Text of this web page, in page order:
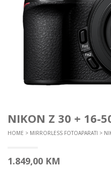
NIKON Z 30 + 16-
HOME > MIRRORLESS FOTOAPARATI >
1.849,00 KM